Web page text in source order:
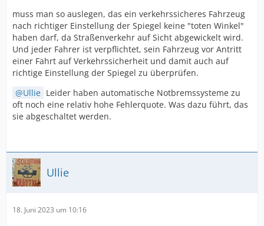
muss man so auslegen, das ein verkehrssicheres Fahrzeug
nach richtiger Einstellung der Spiegel keine "toten Winkel"
haben darf, da Straßenverkehr auf Sicht abgewickelt wird.
Und jeder Fahrer ist verpflichtet, sein Fahrzeug vor Antritt
einer Fahrt auf Verkehrssicherheit und damit auch auf
richtige Einstellung der Spiegel zu überprüfen.
Ullie Leider haben automatische Notbremssysteme zu
oft noch eine relativ hohe Fehlerquote. Was dazu führt, das
sie abgeschaltet werden.
Ullie
18. Juni 2023 um 10:16